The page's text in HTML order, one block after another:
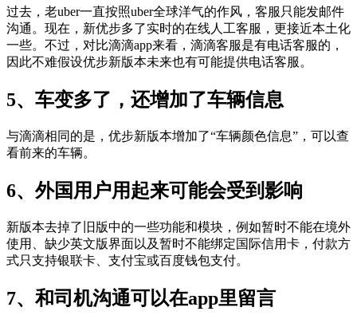
过去，老uber一直按照uber全球洋气的作风，客服只能发邮件
沟通。现在，新优步多了实时的在线人工客服，更接近本土化
一些。不过，对比滴滴app来看，滴滴客服是有电话客服的，
因此不难假设优步新版本未来也有可能提供电话客服。
5、车变多了，还增加了车辆信息
与滴滴相同的是，优步新版本增加了“车辆颜色信息”，可以查
看前来的车辆。
6、外国用户用起来可能会受到影响
新版本去掉了旧版中的一些功能和模块，例如暂时不能在境外
使用、缺少英文版界面以及暂时不能绑定国际信用卡，付款方
式只支持银联卡、支付宝或百度钱包支付。
7、和司机沟通可以在app里留言